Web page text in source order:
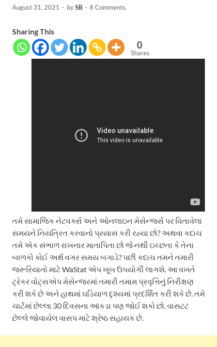
August 31, 2021 - bySB - 8 Comments.
Sharing This
0
Shares
તમે સામાજિક નેટવર્ક્સ અને ઓનલાઇન મેસેન્જર્સ પર વિતાવેલા
સમયને નિયંત્રિત કરવાનો પ્રયાસ કરી રહ્યા છો? અથવા કદાચ
તમે એક સંભાળ રાખનાર માતાપિતા છો જે નથી ઇચ્છતા કે તેના
બાળકો કોઈ અર્થ વગર સમય બગાડે? પછી કદાચ તમને તમારી
જરૂરિયાતો માટે WaStat એપ ખૂબ ઉપયોગી લાગશે. આ વખતે
ટ્રેકર વોટ્સએપ મેસેન્જરમાં તમારી તમામ પ્રવૃત્તિનું નિરીક્ષણ
કરી શકે છે અને હાથમાં ઘડિયાળ દૃશ્યમાં પ્રદર્શિત કરી શકે છે. તમે
ચાર્ટમાં છેલ્લા 30 દિવસના આંકડા પણ જોઈ શકો છો. વાસટટ
છેલ્લે જોવાયેલ વાસપ માટે શ્રેષ્ઠ સહાયક છે.